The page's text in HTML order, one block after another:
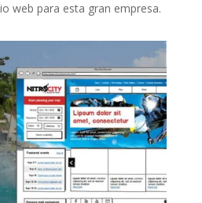
web para esta gran empresa.